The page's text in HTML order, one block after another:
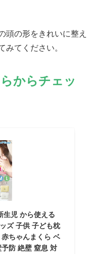
頭の形をきれいに整え
みてください。
からチェッ
生児 から使える
ズ 子供 子ども枕
ちゃんまくら ベ
防 絶壁 窒息 対